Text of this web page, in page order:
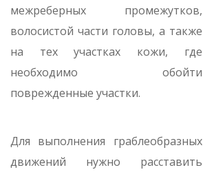
межреберных промежутков,
волосистой части головы, а также
на тех участках кожи, где
необходимо обойти
поврежденные участки.
Для выполнения граблеобразных
движений нужно расставить